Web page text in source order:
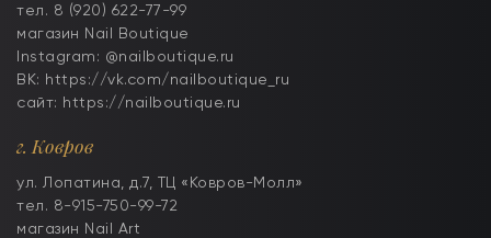
тел. 8 (920) 622-77-99
магазин Nail Boutique
Instagram: @nailboutique.ru
ВК: https://vk.com/nailboutique_ru
сайт: https://nailboutique.ru
г. Ковров
ул. Лопатина, д.7, ТЦ «Ковров-Молл»
тел. 8-915-750-99-72
магазин Nail Art